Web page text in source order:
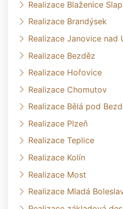
Realizace Blaženice
Realizace Brandýsek
Realizace Janovice nad
Realizace Bezděz
Realizace Hořovice
Realizace Chomutov
Realizace Bělá pod
Realizace Plzeň
Realizace Teplice
Realizace Kolín
Realizace Most
Realizace Mladá